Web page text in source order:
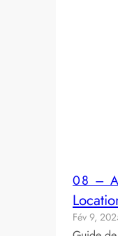
08 –
Fév 9,